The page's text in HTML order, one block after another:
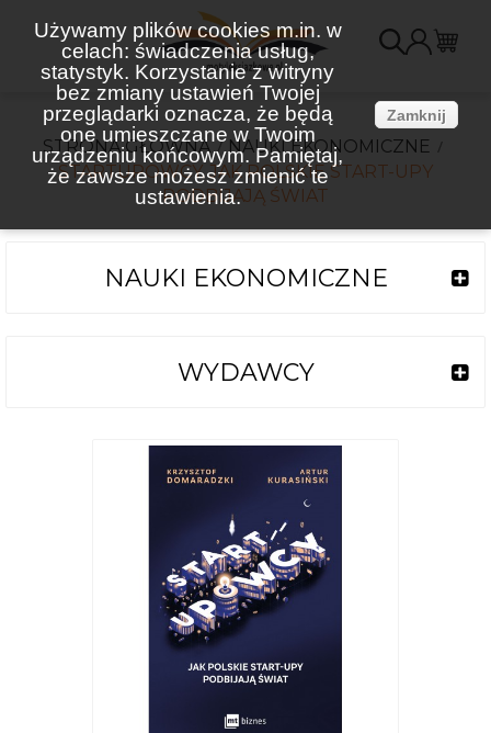
Używamy plików cookies m.in. w
celach: świadczenia usług,
statystyk. Korzystanie z witryny
bez zmiany ustawień Twojej
przeglądarki oznacza, że będą
one umieszczane w Twoim
urządzeniu końcowym. Pamiętaj,
że zawsze możesz zmienić te
ustawienia.
Zamknij
STRONA GŁÓWNA
NAUKI EKONOMICZNE
STARTUPOWCY. JAK POLSKIE START-UPY
PODBIJAJĄ ŚWIAT
NAUKI EKONOMICZNE
WYDAWCY